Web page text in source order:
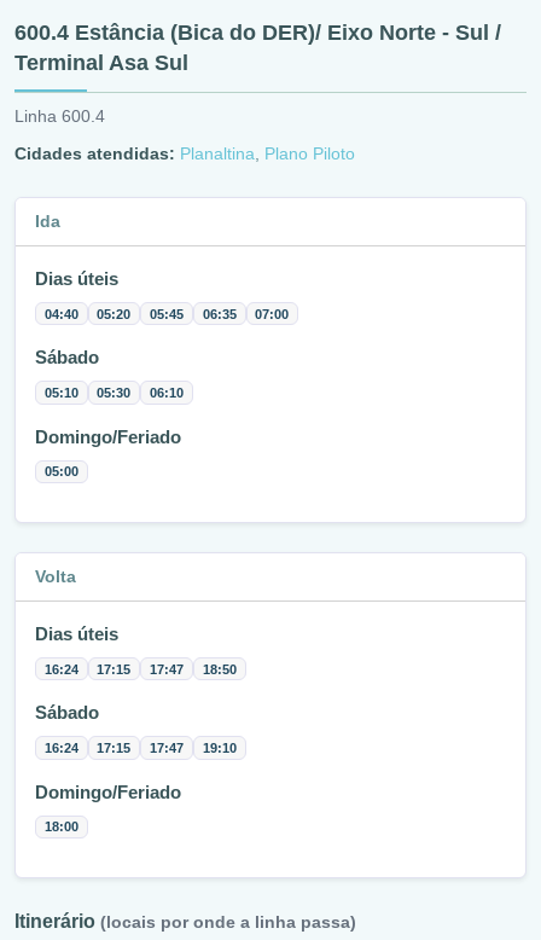
600.4 Estância (Bica do DER)/ Eixo Norte - Sul /
Terminal Asa Sul
Linha 600.4
Cidades atendidas: Planaltina Plano Piloto
Ida
Dias úteis
04:40 05:20 05:45 06:35 07:00
Sábado
05:10 05:30 06:10
Domingo/Feriado
05:00
Volta
Dias úteis
16:24 17:15 17:47 18:50
Sábado
16:24 17:15 17:47 19:10
Domingo/Feriado
18:00
Itinerário (locais por onde a linha passa)